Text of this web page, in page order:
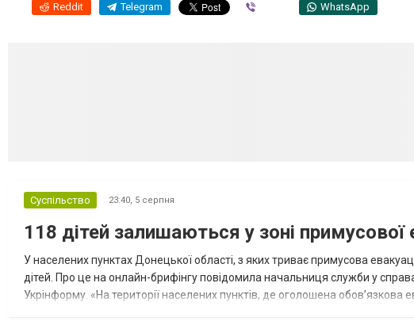
Reddit Telegram WhatsApp
Суспільство 23:40, 5 серпня
118 дітей залишаються у зоні примусової
У населених пунктах Донецької області, з яких триває примусова
дітей. Про це на онлайн-брифінгу повідомила начальниця служби у
Укрінформу. «На території населених пунктів, де оголошена